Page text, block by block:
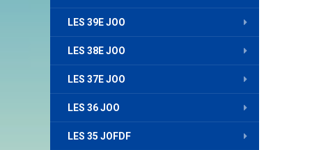
LES 39E JOO
LES 38E JOO
LES 37E JOO
LES 36 JOO
LES 35 JOFDF